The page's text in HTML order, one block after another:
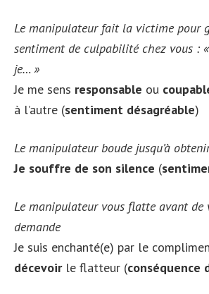
Le manipulateur fait la victime pour
sentiment de culpabilité chez vous :
je… »
Je me sens responsable ou
à l’autre (sentiment désagréable)
Le manipulateur boude jusqu’à
Je souffre de son silence (
Le manipulateur vous flatte avant de
demande
Je suis enchanté(e) par le
décevoirle flatteur (conséquence